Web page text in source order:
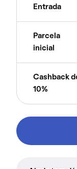
Entrada
Parcela
inicial
Cashback
10%